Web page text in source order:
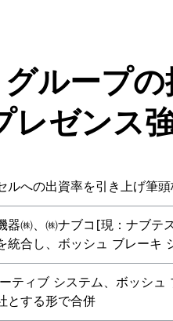
ループ
ゼンス
ルへの出資率を引き上げ筆
器㈱、㈱ナブコ[現：ナブテ
統合し、ボッシュ ブレーキ
ティブ システム、ボッシ
とする形で合併